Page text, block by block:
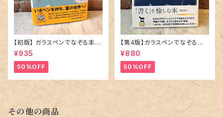
【初版】 ガラスペンでなぞる本 「
¥935
50%OFF
【第4版】ガラスペンでなぞる本
「 ツキアカリ商店街 そこは夜に
¥880
50%OFF
その他の商品